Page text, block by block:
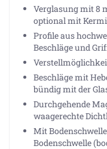
Verglasung mit 8
optional mit
Profile aus
Beschläge und
Beschläge mit
bündig mit der
Durchgehende
waagerechte
Mit
Bodenschwelle